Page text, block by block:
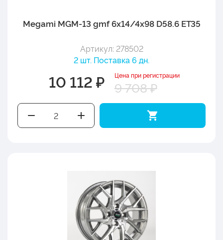
Megami MGM-13 gmf 6x14/4x98 D58.6 ET35
Артикул: 278502
2 шт. Поставка 6 дн.
10 112 ₽ Цена при регистрации
9 708 ₽